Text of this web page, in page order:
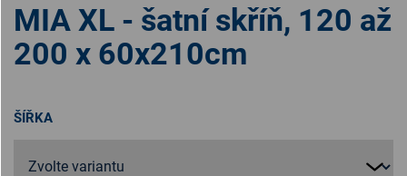
ŠÍŘKA
MIA XL - šatní skříň, 120 až
200 x 60x210cm